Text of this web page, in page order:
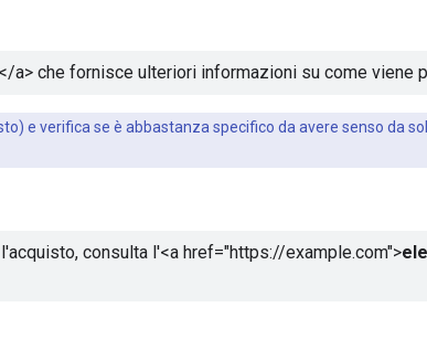
</a> che fornisce ulteriori informazioni su come viene
e verifica se è abbastanza specifico da avere senso da
consulta l'<a href="https://example.com">